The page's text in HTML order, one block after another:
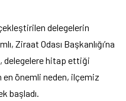
delegelerin
Ziraat Odası Başkanlığı’na
delegelere hitap ettiği
en önemli neden, ilçemiz
başladı.